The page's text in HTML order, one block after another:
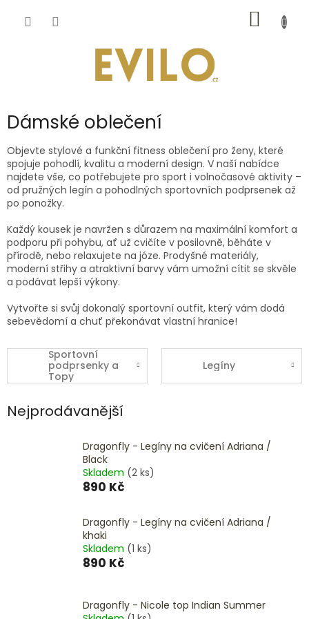
KOŠÍK
Dámské oblečení
Objevte stylové a funkční fitness oblečení pro ženy, které
spojuje pohodlí, kvalitu a moderní design. V naší nabídce
najdete vše, co potřebujete pro sport i volnočasové aktivity –
od pružných legín a pohodlných sportovních podprsenek až
po ponožky.
Každý kousek je navržen s důrazem na maximální komfort a
podporu při pohybu, ať už cvičíte v posilovně, běháte v
přírodě, nebo relaxujete na józe. Prodyšné materiály,
moderní střihy a atraktivní barvy vám umožní cítit se skvěle
a podávat lepší výkony.
Vytvořte si svůj dokonalý sportovní outfit, který vám dodá
sebevědomí a chuť překonávat vlastní hranice!
Sportovní
podprsenky a
Topy
Legíny
Nejprodávanější
Dragonfly - Legíny na cvičení Adriana /
Black
Skladem (2 ks)
890 Kč
Dragonfly - Legíny na cvičení Adriana /
khaki
Skladem (1 ks)
890 Kč
Dragonfly - Nicole top Indian Summer